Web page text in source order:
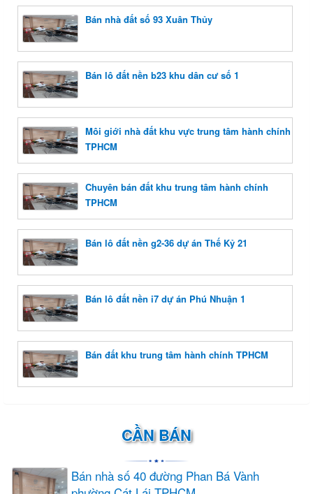
Bán nhà đất số 93 Xuân Thủy
Bán lô đất nền b23 khu dân cư số 1
Môi giới nhà đất khu vực trung tâm hành chính
TPHCM
Chuyên bán đất khu trung tâm hành chính
TPHCM
Bán lô đất nền g2-36 dự án Thế Kỷ 21
Bán lô đất nền i7 dự án Phú Nhuận 1
Bán đất khu trung tâm hành chính TPHCM
CẦN BÁN
Bán nhà số 40 đường Phan Bá Vành